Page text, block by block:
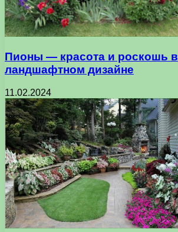
Пионы — красота и роскошь в
ландшафтном дизайне
11.02.2024